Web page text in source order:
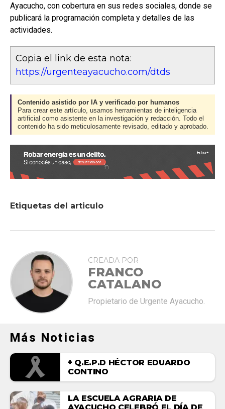
Ayacucho, con cobertura en sus redes sociales, donde se
publicará la programación completa y detalles de las
actividades.
Copia el link de esta nota:
https://urgenteayacucho.com/dtds
Contenido asistido por IA y verificado por humanos
Para crear este artículo, usamos herramientas de inteligencia
artificial como asistente en la investigación y redacción. Todo el
contenido ha sido meticulosamente revisado, editado y aprobado.
Etiquetas del articulo
CREADA POR
FRANCO
CATALANO
Propietario de Urgente Ayacucho.
Más Noticias
+ Q.E.P.D HÉCTOR EDUARDO
CONTINO
LA ESCUELA AGRARIA DE